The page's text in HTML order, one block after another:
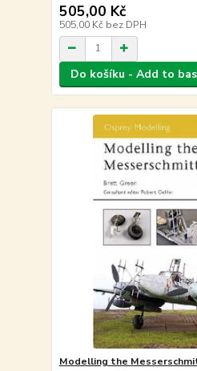
505,00 Kč
505,00 Kč bez DPH
Do košíku - Add to
Modelling the